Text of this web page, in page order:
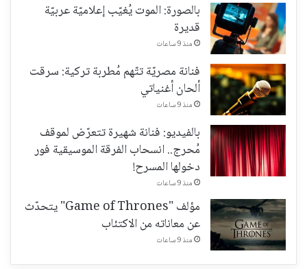
بالصورة: الموت يُغيّب إعلاميّة عربيّة
قديرة
منذ 9 ساعات
فنانة مصريّة تتّهم مُطربة تركية: سرقت
ألحان أغنياتي
منذ 9 ساعات
بالفيديو: فنانة شهيرة تتعرّض لموقف
مُحرج.. انسحاب الفرقة الموسيقية فور
دخولها المسرح!
منذ 9 ساعات
مؤلف "Game of Thrones" يتحدّث
عن معاناته من الاكتئاب
منذ 9 ساعات